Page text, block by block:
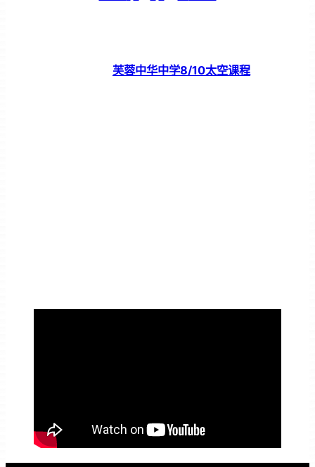
芙蓉中华中学8/10太空课程